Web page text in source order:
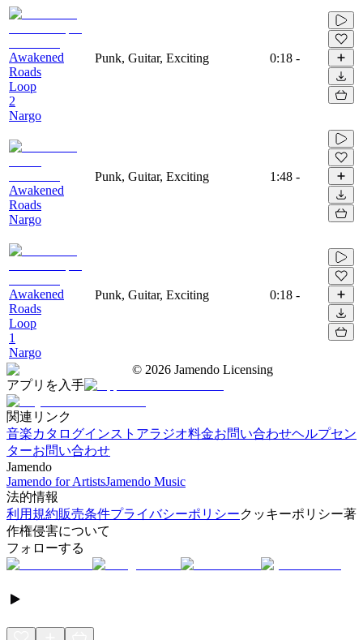
Awakened
Roads
Loop
2
Nargo
Punk, Guitar, Exciting 0:18 -
Awakened
Roads
Nargo
Punk, Guitar, Exciting 1:48 -
Awakened
Roads
Loop
1
Nargo
Punk, Guitar, Exciting 0:18 -
© 2026 Jamendo Licensing
アプリを入手
関連リンク
音楽カタログインストアラジオ料金お問い合わせヘルプセン
ターお問い合わせ
Jamendo
Jamendo for ArtistsJamendo Music
法的情報
利用規約販売条件プライバシーポリシークッキーポリシー著
作権侵害について
フォローする